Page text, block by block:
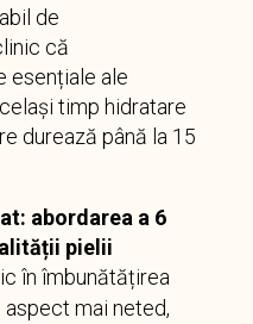
de
că
esențiale ale
timp hidratare
durează până la 15
abordarea a 6
pielii
în îmbunătățirea
mai neted,